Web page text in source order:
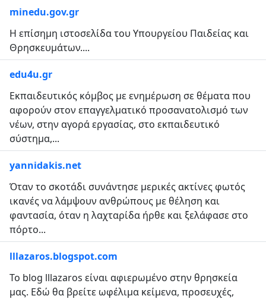
minedu.gov.gr
Η επίσημη ιστοσελίδα του Υπουργείου Παιδείας και
Θρησκευμάτων....
edu4u.gr
Εκπαιδευτικός κόμβος με ενημέρωση σε θέματα που
αφορούν στον επαγγελματικό προσανατολισμό των
νέων, στην αγορά εργασίας, στο εκπαιδευτικό
σύστημα,...
yannidakis.net
Όταν το σκοτάδι συνάντησε μερικές ακτίνες φωτός
ικανές να λάμψουν ανθρώπους με θέληση και
φαντασία, όταν η λαχταρίδα ήρθε και ξελάφασε στο
πόρτο...
lllazaros.blogspot.com
Το blog lllazaros είναι αφιερωμένο στην θρησκεία
μας. Εδώ θα βρείτε ωφέλιμα κείμενα, προσευχές,